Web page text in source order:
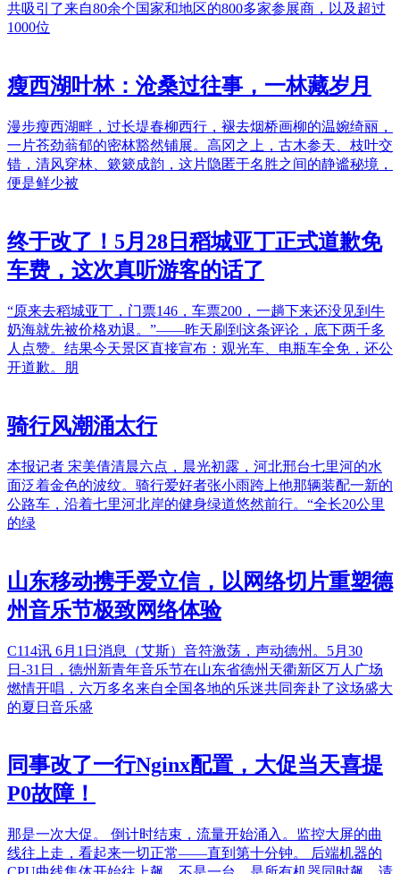
共吸引了来自80余个国家和地区的800多家参展商，以及超过
1000位
瘦西湖叶林：沧桑过往事，一林藏岁月
漫步瘦西湖畔，过长堤春柳西行，褪去烟桥画柳的温婉绮丽，
一片苍劲蓊郁的密林豁然铺展。高冈之上，古木参天、枝叶交
错，清风穿林、簌簌成韵，这片隐匿于名胜之间的静谧秘境，
便是鲜少被
终于改了！5月28日稻城亚丁正式道歉免
车费，这次真听游客的话了
“原来去稻城亚丁，门票146，车票200，一趟下来还没见到牛
奶海就先被价格劝退。”——昨天刷到这条评论，底下两千多
人点赞。结果今天景区直接宣布：观光车、电瓶车全免，还公
开道歉。朋
骑行风潮涌太行
本报记者 宋美倩清晨六点，晨光初露，河北邢台七里河的水
面泛着金色的波纹。骑行爱好者张小雨跨上他那辆装配一新的
公路车，沿着七里河北岸的健身绿道悠然前行。“全长20公里
的绿
山东移动携手爱立信，以网络切片重塑德
州音乐节极致网络体验
C114讯 6月1日消息（艾斯）音符激荡，声动德州。5月30
日-31日，德州新青年音乐节在山东省德州天衢新区万人广场
燃情开唱，六万多名来自全国各地的乐迷共同奔赴了这场盛大
的夏日音乐盛
同事改了一行Nginx配置，大促当天喜提
P0故障！
那是一次大促。 倒计时结束，流量开始涌入。监控大屏的曲
线往上走，看起来一切正常——直到第十分钟。 后端机器的